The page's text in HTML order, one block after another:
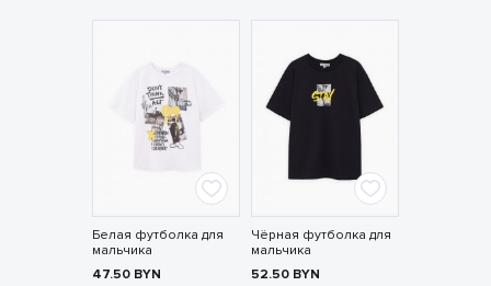
Белая футболка для
мальчика
47.50 BYN
Чёрная футболка для
мальчика
52.50 BYN